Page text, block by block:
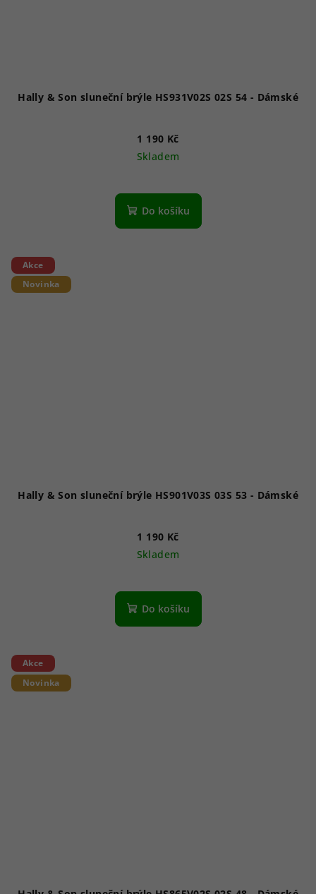
Hally & Son sluneční brýle HS931V02S 02S 54 - Dámské
1 190 Kč
Skladem
Do košíku
Akce
Novinka
Hally & Son sluneční brýle HS901V03S 03S 53 - Dámské
1 190 Kč
Skladem
Do košíku
Akce
Novinka